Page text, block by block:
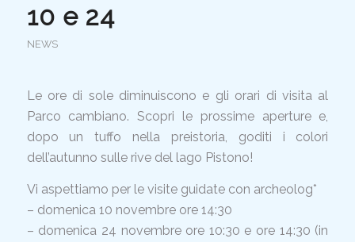
10 e 24
NEWS
Le ore di sole diminuiscono e gli orari di visita al
Parco cambiano. Scopri le prossime aperture e,
dopo un tuffo nella preistoria, goditi i colori
dell’autunno sulle rive del lago Pistono!
Vi aspettiamo per le visite guidate con archeolog*
– domenica 10 novembre ore 14:30
– domenica 24 novembre ore 10:30 e ore 14:30 (in